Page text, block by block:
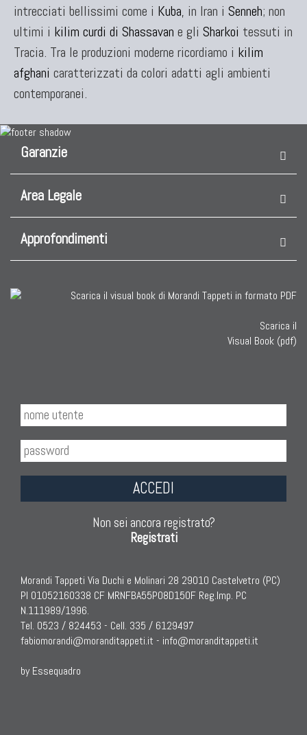
intrecciati bellissimi come i Kuba, in Iran i Senneh; non
ultimi i kilim curdi di Shassavan e gli Sharkoi tessuti in
Tracia. Tra le produzioni moderne ricordiamo i kilim
afghani caratterizzati da colori adatti agli ambienti
contemporanei.
Garanzie
Area Legale
Approfondimenti
Scarica il
Visual Book (pdf)
ACCEDI
Non sei ancora registrato?
Registrati
Morandi Tappeti Via Duchi e Molinari 28 29010 Castelvetro (PC)
PI 01052160338 CF MRNFBA55P08D150F Reg.Imp. PC
N.111989/1996.
Tel. 0523 / 824453 - Cell. 335 / 6129497
fabiomorandi@moranditappeti.it - info@moranditappeti.it
by Essequadro